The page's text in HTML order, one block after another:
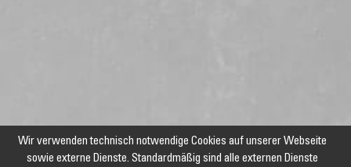
Wir verwenden technisch notwendige Cookies auf unserer Webseite
sowie externe Dienste. Standardmäßig sind alle externen Dienste